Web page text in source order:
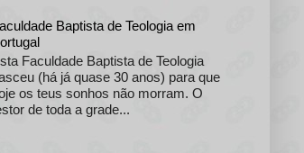
Baptista de Teologia em
Faculdade Baptista de Teologia
(há já quase 30 anos) para que
os teus sonhos não morram. O
de toda a grade...